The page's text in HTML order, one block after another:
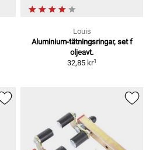
Louis
Aluminium-tätningsringar, set f
oljeavt.
32,85 kr1